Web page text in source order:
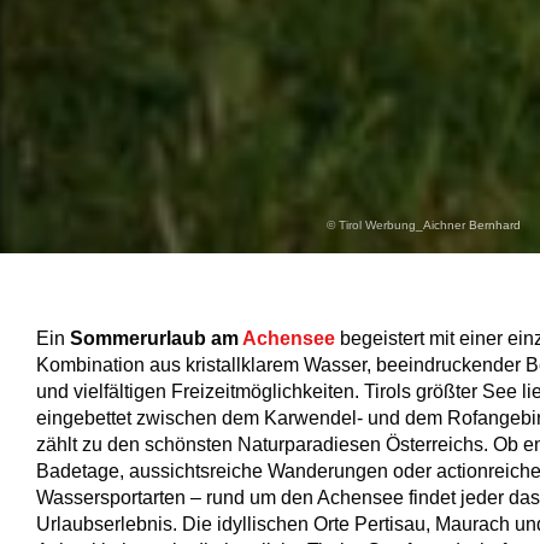
© Tirol Werbung_Aichner Bernhard
Ein Sommerurlaub am Achensee begeistert mit einer
Kombination aus kristallklarem Wasser, beeindruckender
und vielfältigen Freizeitmöglichkeiten. Tirols größter See
eingebettet zwischen dem Karwendel- und dem
zählt zu den schönsten Naturparadiesen Österreichs. Ob
Badetage, aussichtsreiche Wanderungen oder actionreiche
Wassersportarten – rund um den Achensee findet jeder
Urlaubserlebnis. Die idyllischen Orte Pertisau, Maurach